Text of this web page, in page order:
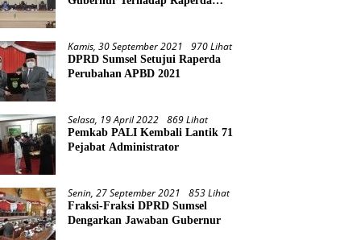
Kamis, 30 September 2021 970 Lihat
DPRD Sumsel Setujui Raperda
Perubahan APBD 2021
Selasa, 19 April 2022 869 Lihat
Pemkab PALI Kembali Lantik 71
Pejabat Administrator
Senin, 27 September 2021 853 Lihat
Fraksi-Fraksi DPRD Sumsel
Dengarkan Jawaban Gubernur